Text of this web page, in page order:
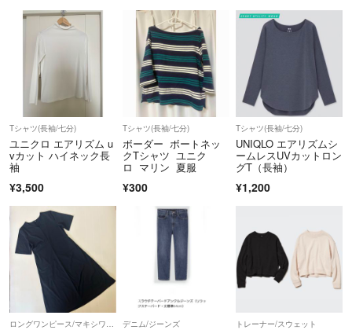
Tシャツ(長袖/七分)
ユニクロ エアリズム u
vカット ハイネック長
袖
¥3,500
Tシャツ(長袖/七分)
ボーダー ボートネッ
クTシャツ ユニク
ロ マリン 夏服
¥300
Tシャツ(長袖/七分)
UNIQLO エアリズムシ
ームレスUVカットロン
グT（長袖）
¥1,200
デニム/ジーンズ トレーナー/スウェット